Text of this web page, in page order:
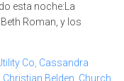
esta noche:La
Roman, y los
Co Cassandra
Christian Belden Church